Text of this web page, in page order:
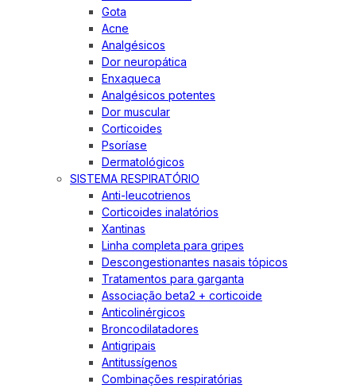
Gota
Acne
Analgésicos
Dor neuropática
Enxaqueca
Analgésicos potentes
Dor muscular
Corticoides
Psoríase
Dermatológicos
SISTEMA RESPIRATÓRIO
Anti-leucotrienos
Corticoides inalatórios
Xantinas
Linha completa para gripes
Descongestionantes nasais tópicos
Tratamentos para garganta
Associação beta2 + corticoide
Anticolinérgicos
Broncodilatadores
Antigripais
Antitussígenos
Combinações respiratórias